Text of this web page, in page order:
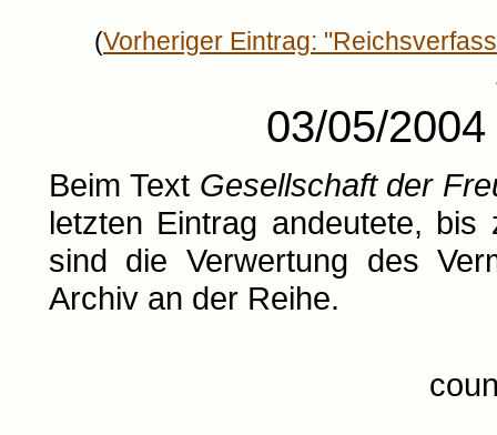
(Vorheriger Eintrag:
03/05/
Beim Text Gesellschaft der
letzten Eintrag andeutete,
sind die Verwertung des
Archiv an der Reihe.